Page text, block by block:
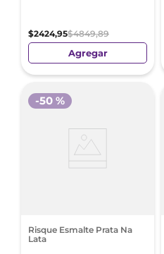
$2424,95$4849,89
Agregar
Risque Esmalte Prata Na
Lata
-50 %